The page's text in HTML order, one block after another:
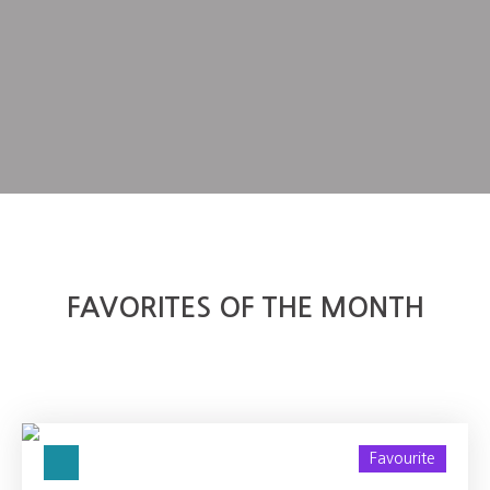
FAVORITES OF THE MONTH
Favourite